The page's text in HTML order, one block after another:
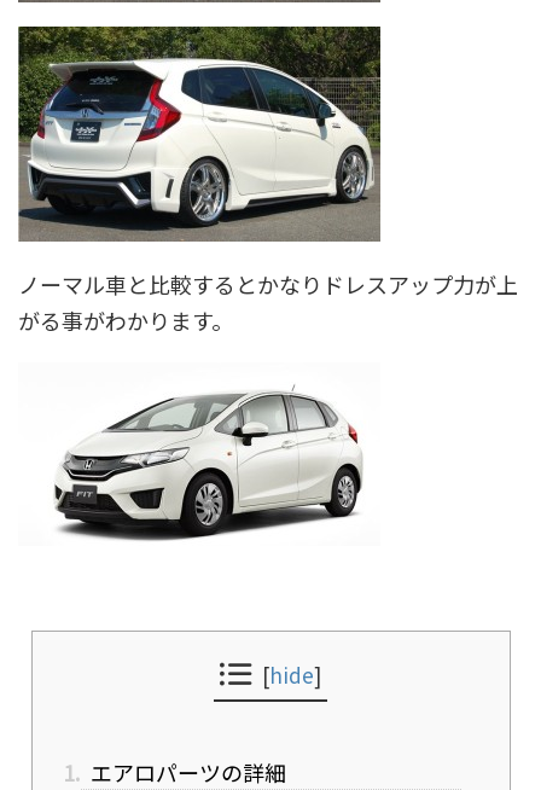
ノーマル車と比較するとかなりドレスアップ力が上
がる事がわかります。
[hide]
1. エアロパーツの詳細